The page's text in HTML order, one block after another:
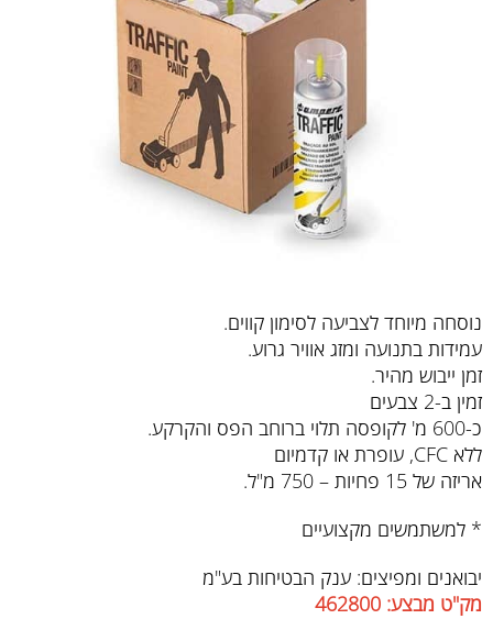
נוסחה מיוחד לצביעה לסימון קווים.
עמידות בתנועה ומזג אוויר גרוע.
זמן ייבוש מהיר.
זמין ב-2 צבעים
כ-600 מ' לקופסה תלוי ברוחב הפס והקרקע.
ללא CFC, עופרת או קדמיום
אריזה של 15 פחיות – 750 מ"ל.
* למשתמשים מקצועיים
יבואנים ומפיצים: ענק הבטיחות בע"מ
מק"ט מבצע: 462800